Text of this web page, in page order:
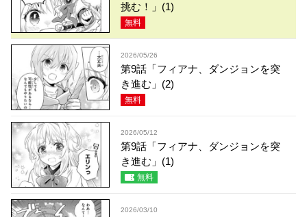
挑む！」(1)
無料
2026/05/26
第9話「フィアナ、ダンジョンを突
き進む」(2)
無料
2026/05/12
第9話「フィアナ、ダンジョンを突
き進む」(1)
無料
2026/03/10